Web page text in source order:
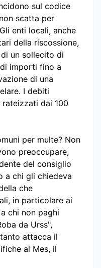
sul codice
scatta per
enti locali, anche
della riscossione,
un sollecito di
importi fino a
di una
I debiti
dai 100
per multe? Non
preoccupare,
del consiglio
a chi gli chiedeva
che
in particolare ai
chi non paghi
da Urss",
attacca il
al Mes, il